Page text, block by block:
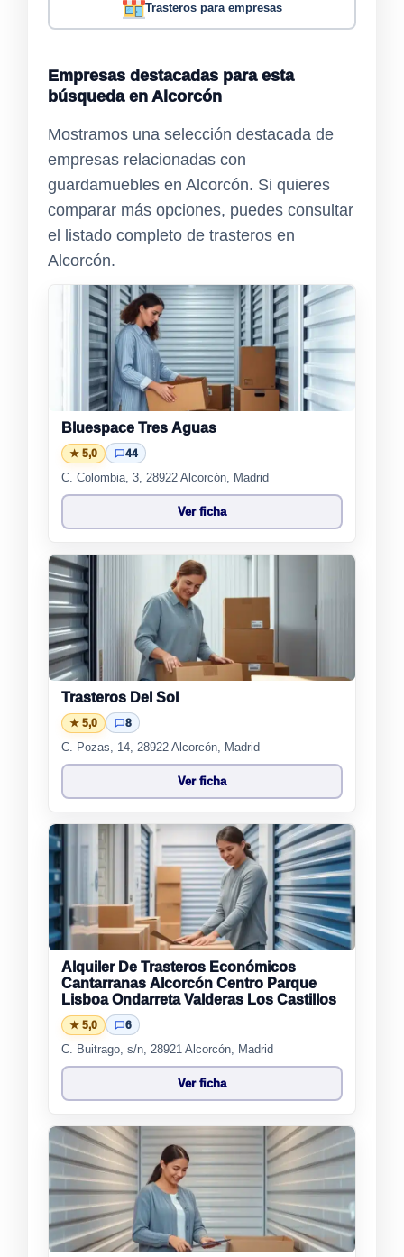
Trasteros para empresas
Empresas destacadas para esta
búsqueda en Alcorcón
Mostramos una selección destacada de
empresas relacionadas con
guardamuebles en Alcorcón. Si quieres
comparar más opciones, puedes consultar
el listado completo de trasteros en
Alcorcón.
Bluespace Tres Aguas
★ 5,0
44
C. Colombia, 3, 28922 Alcorcón, Madrid
Ver ficha
Trasteros Del Sol
★ 5,0
8
C. Pozas, 14, 28922 Alcorcón, Madrid
Ver ficha
Alquiler De Trasteros Económicos
Cantarranas Alcorcón Centro Parque
Lisboa Ondarreta Valderas Los Castillos
★ 5,0
6
C. Buitrago, s/n, 28921 Alcorcón, Madrid
Ver ficha